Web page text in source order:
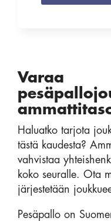
Varaa
Haluatko tarjota
tästä kaudesta?
vahvistaa
koko seuralle. Ota
järjestetään
Pesäpallo on